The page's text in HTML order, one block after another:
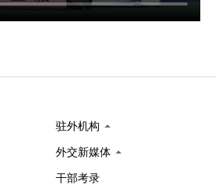
驻外机构
外交新媒体
干部考录